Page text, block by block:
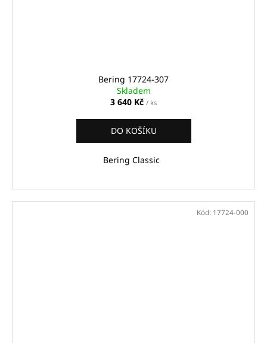
Bering 17724-307
Skladem
3 640 Kč / ks
DO KOŠÍKU
Bering Classic
Kód: 17724-000